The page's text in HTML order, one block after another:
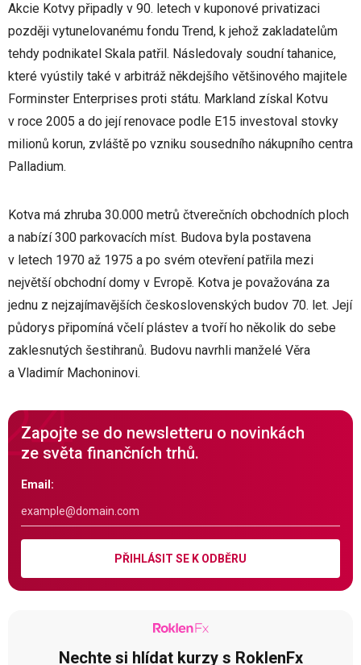
Akcie Kotvy připadly v 90. letech v kuponové privatizaci
později vytunelovanému fondu Trend, k jehož zakladatelům
tehdy podnikatel Skala patřil. Následovaly soudní tahanice,
které vyústily také v arbitráž někdejšího většinového majitele
Forminster Enterprises proti státu. Markland získal Kotvu
v roce 2005 a do její renovace podle E15 investoval stovky
milionů korun, zvláště po vzniku sousedního nákupního centra
Palladium.
Kotva má zhruba 30.000 metrů čtverečních obchodních ploch
a nabízí 300 parkovacích míst. Budova byla postavena
v letech 1970 až 1975 a po svém otevření patřila mezi
největší obchodní domy v Evropě. Kotva je považována za
jednu z nejzajímavějších československých budov 70. let. Její
půdorys připomíná včelí plástev a tvoří ho několik do sebe
zaklesnutých šestihranů. Budovu navrhli manželé Věra
a Vladimír Machoninovi.
Zapojte se do newsletteru o novinkách
ze světa finančních trhů.
Email:
PŘIHLÁSIT SE K ODBĚRU
Nechte si hlídat kurzy s RoklenFx